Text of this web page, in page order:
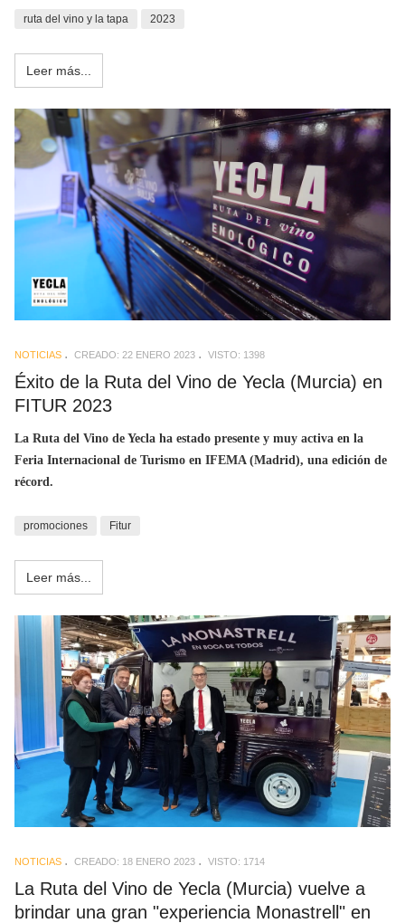
ruta del vino y la tapa 2023
Leer más...
NOTICIAS CREADO: 22 ENERO 2023 VISTO: 1398
Éxito de la Ruta del Vino de Yecla (Murcia) en
FITUR 2023
La Ruta del Vino de Yecla ha estado presente y muy activa en la
Feria Internacional de Turismo en IFEMA (Madrid), una edición de
récord.
promociones Fitur
Leer más...
NOTICIAS CREADO: 18 ENERO 2023 VISTO: 1714
La Ruta del Vino de Yecla (Murcia) vuelve a
brindar una gran "experiencia Monastrell" en